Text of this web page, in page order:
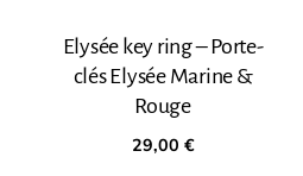
Elysée key ring – Porte-
clés Elysée Marine &
Rouge
29,00 €